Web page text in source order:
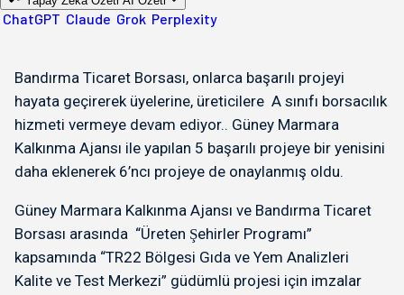
ChatGPT Claude Grok Perplexity
Bandırma Ticaret Borsası, onlarca başarılı projeyi
hayata geçirerek üyelerine, üreticilere A sınıfı borsacılık
hizmeti vermeye devam ediyor.. Güney Marmara
Kalkınma Ajansı ile yapılan 5 başarılı projeye bir yenisini
daha eklenerek 6’ncı projeye de onaylanmış oldu.
Güney Marmara Kalkınma Ajansı ve Bandırma Ticaret
Borsası arasında “Üreten Şehirler Programı”
kapsamında “TR22 Bölgesi Gıda ve Yem Analizleri
Kalite ve Test Merkezi” güdümlü projesi için imzalar